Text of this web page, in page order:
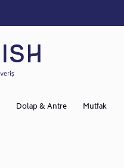
Dolap & Antre Mutfak